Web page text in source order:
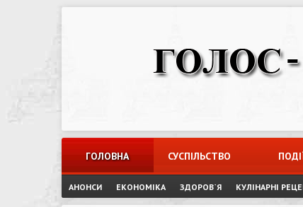
ГОЛОВНА СУСПІЛЬСТВО
АНОНСИ ЕКОНОМІКА ЗДОРОВ`Я КУЛІНАРНІ